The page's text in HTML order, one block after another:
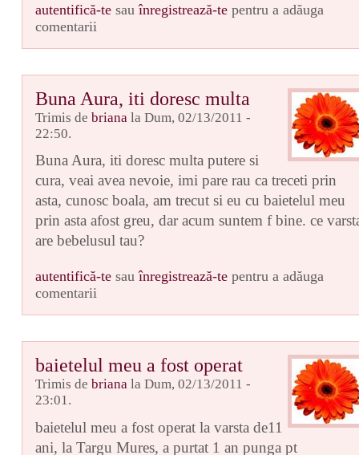
autentifică-te sauînregistrează-te pentru a adăuga
comentarii
Buna Aura, iti doresc multa
Trimis de briana la Dum, 02/13/2011 -
22:50.
Buna Aura, iti doresc multa putere si
cura, veai avea nevoie, imi pare rau ca treceti prin
asta, cunosc boala, am trecut si eu cu baietelul meu
prin asta afost greu, dar acum suntem f bine. ce
are bebelusul tau?
autentifică-te sauînregistrează-te pentru a adăuga
comentarii
baietelul meu a fost operat
Trimis de briana la Dum, 02/13/2011 -
23:01.
baietelul meu a fost operat la varsta de11
ani, la Targu Mures, a purtat 1 an punga pt